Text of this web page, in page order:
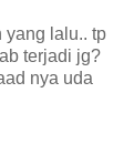
yang lalu.. tp
terjadi jg?
nya uda